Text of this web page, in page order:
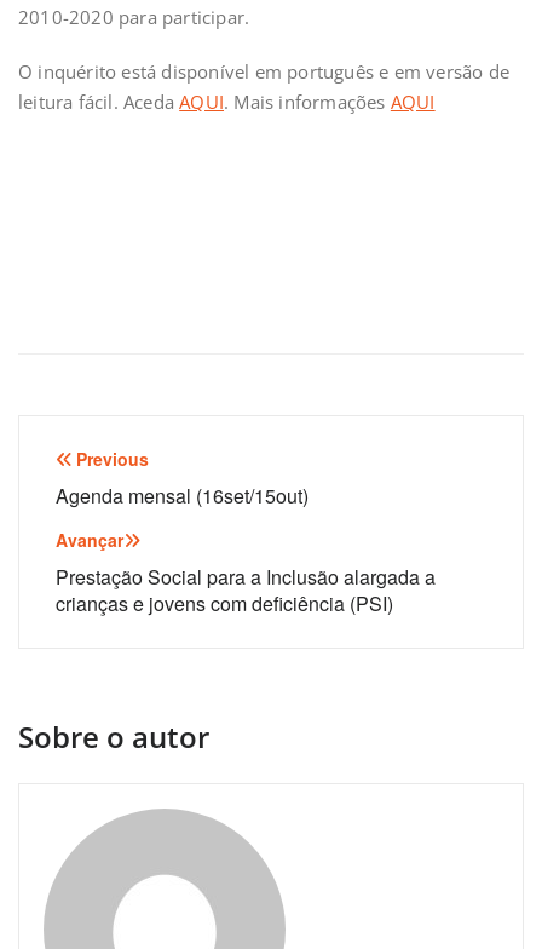
2010-2020 para participar.
O inquérito está disponível em português e em versão de
leitura fácil. AcedaAQUI. Mais informações AQUI
Navegação
de
artigos
Previous
Agenda mensal (16set/15out)
Avançar
Prestação Social para a Inclusão alargada a
crianças e jovens com deficiência (PSI)
Sobre o autor